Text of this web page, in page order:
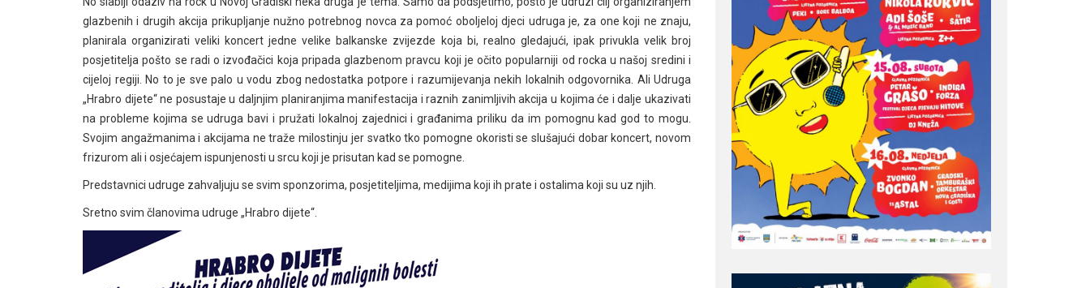
glazbenih i drugih akcija prikupljanje nužno potrebnog novca za pomoć oboljeloj djeci udruga je, za one koji ne znaju,
planirala organizirati veliki koncert jedne velike balkanske zvijezde koja bi, realno gledajući, ipak privukla velik broj
posjetitelja pošto se radi o izvođačici koja pripada glazbenom pravcu koji je očito popularniji od rocka u našoj sredini i
cijeloj regiji. No to je sve palo u vodu zbog nedostatka potpore i razumijevanja nekih lokalnih odgovornika. Ali Udruga
„Hrabro dijete“ ne posustaje u daljnjim planiranjima manifestacija i raznih zanimljivih akcija u kojima će i dalje ukazivati
na probleme kojima se udruga bavi i pružati lokalnoj zajednici i građanima priliku da im pomognu kad god to mogu.
Svojim angažmanima i akcijama ne traže milostinju jer svatko tko pomogne okoristi se slušajući dobar koncert, novom
frizurom ali i osjećajem ispunjenosti u srcu koji je prisutan kad se pomogne.
Predstavnici udruge zahvaljuju se svim sponzorima, posjetiteljima, medijima koji ih prate i ostalima koji su uz njih.
Sretno svim članovima udruge „Hrabro dijete“.